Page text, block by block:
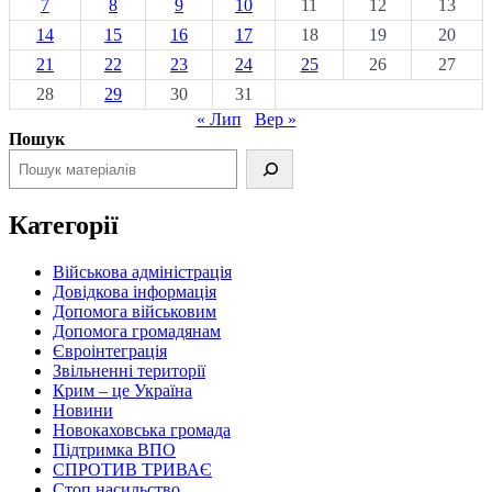
7 8 9 10 11 12
13
14
15 16 17 18 19
20
21
22 23 24 25 26
27
28
29 30
31
« Лип
Вер »
Пошук
Категорії
Військова адміністрація
Довідкова інформація
Допомога військовим
Допомога громадянам
Євроінтеграція
Звільненні території
Крим – це Україна
Новини
Новокаховська громада
Підтримка ВПО
СПРОТИВ ТРИВАЄ